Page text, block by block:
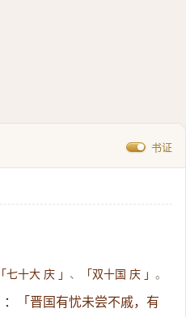
书证
「七十大 庆 」 、 「双十国 庆 」。
：
「晋国有忧未尝不戚，有